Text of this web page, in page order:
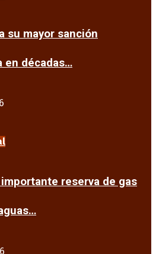
su mayor sanción
en décadas…
reserva de gas